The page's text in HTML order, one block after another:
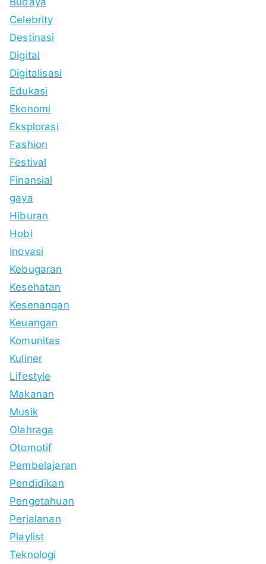
Celebrity
Destinasi
Digital
Digitalisasi
Edukasi
Ekonomi
Eksplorasi
Fashion
Festival
Finansial
gaya
Hiburan
Hobi
Inovasi
Kebugaran
Kesehatan
Kesenangan
Keuangan
Komunitas
Kuliner
Lifestyle
Makanan
Musik
Olahraga
Otomotif
Pembelajaran
Pendidikan
Pengetahuan
Perjalanan
Playlist
Teknologi